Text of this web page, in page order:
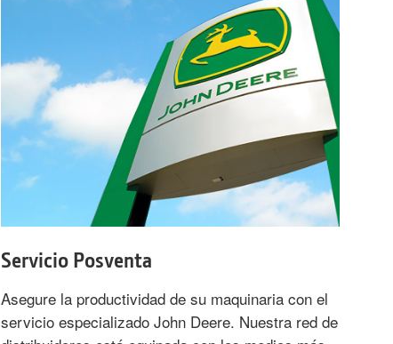
Servicio Posventa
Asegure la productividad de su maquinaria con el
servicio especializado John Deere. Nuestra red de